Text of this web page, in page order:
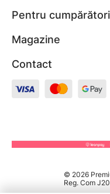
Pentru cumpărători
Magazine
Contact
© 2026
Reg. Com